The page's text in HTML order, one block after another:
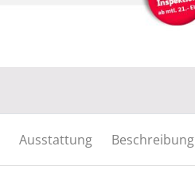
Ausstattung Beschreibung